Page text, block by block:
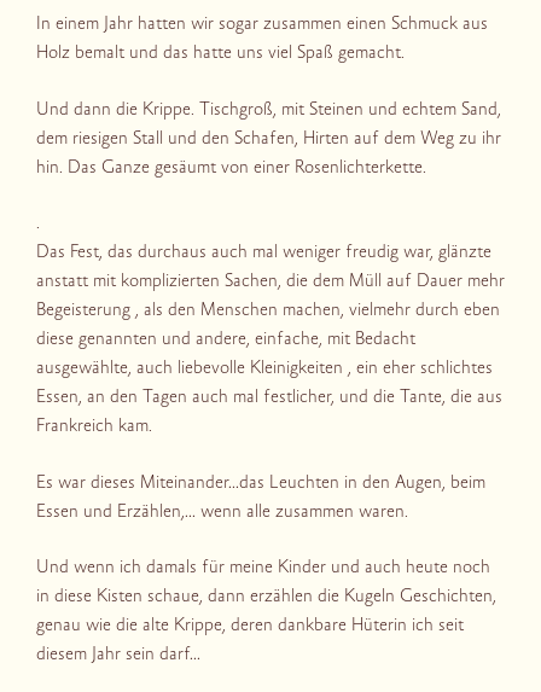
In einem Jahr hatten wir sogar zusammen einen Schmuck aus
Holz bemalt und das hatte uns viel Spaß gemacht.
Und dann die Krippe. Tischgroß, mit Steinen und echtem Sand,
dem riesigen Stall und den Schafen, Hirten auf dem Weg zu ihr
hin. Das Ganze gesäumt von einer Rosenlichterkette.
.
Das Fest, das durchaus auch mal weniger freudig war, glänzte
anstatt mit komplizierten Sachen, die dem Müll auf Dauer mehr
Begeisterung , als den Menschen machen, vielmehr durch eben
diese genannten und andere, einfache, mit Bedacht
ausgewählte, auch liebevolle Kleinigkeiten , ein eher schlichtes
Essen, an den Tagen auch mal festlicher, und die Tante, die aus
Frankreich kam.
Es war dieses Miteinander…das Leuchten in den Augen, beim
Essen und Erzählen,… wenn alle zusammen waren.
Und wenn ich damals für meine Kinder und auch heute noch
in diese Kisten schaue, dann erzählen die Kugeln Geschichten,
genau wie die alte Krippe, deren dankbare Hüterin ich seit
diesem Jahr sein darf…